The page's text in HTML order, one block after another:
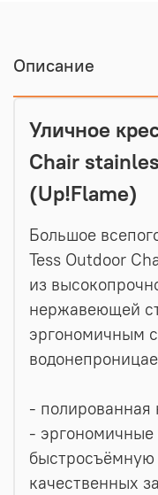
Описание
Уличное
Chair
(Up!Flame)
Большое
Tess Outdoor
из
нержавеющей
эргономичным
-
-
качественных